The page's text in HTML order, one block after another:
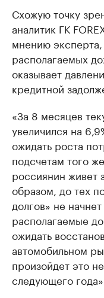
Схожую точку
аналитик ГК
мнению
располагаемых
оказывает
кредитной
«За 8 месяцев
увеличился на
ожидать роста
подсчетам того
россиянин живет
образом, до тех
долгов» не
располагаемые
ожидать
автомобильном
произойдет это
следующего